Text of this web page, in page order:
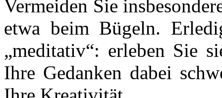
Vermeiden Sie
etwa beim Bügeln.
„meditativ“: erleben Sie
Ihre Gedanken dabei